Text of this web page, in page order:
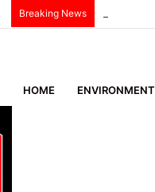
Breaking News
HOME ENVIRONMENT